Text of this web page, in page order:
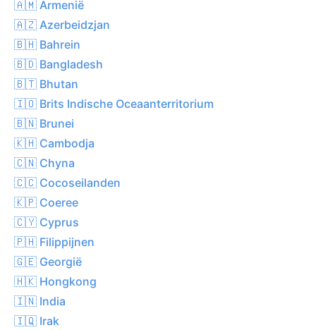
🇦🇲 Armenië
🇦🇿 Azerbeidzjan
🇧🇭 Bahrein
🇧🇩 Bangladesh
🇧🇹 Bhutan
🇮🇴 Brits Indische Oceaanterritorium
🇧🇳 Brunei
🇰🇭 Cambodja
🇨🇳 Chyna
🇨🇨 Cocoseilanden
🇰🇵 Coeree
🇨🇾 Cyprus
🇵🇭 Filippijnen
🇬🇪 Georgië
🇭🇰 Hongkong
🇮🇳 India
🇮🇶 Irak